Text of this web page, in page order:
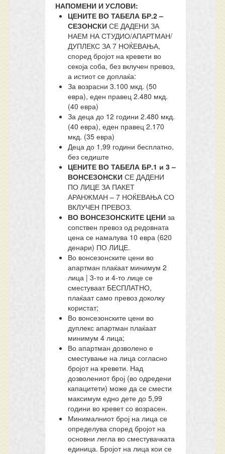
НАПОМЕНИ И УСЛОВИ:
ЦЕНИТЕ ВО ТАБЕЛА БР.2 –
СЕЗОНСКИ СЕ ДАДЕНИ ЗА
НАЕМ НА СТУДИО/АПАРТМАН/
ДУПЛЕКС ЗА 7 НОЌЕВАЊА,
според бројот на кревети во
секоја соба, без вклучен превоз,
а истиот се доплаќа:
За возрасни 3.100 мкд. (50
евра), еден правец 2.480 мкд.
(40 евра)
За деца до 12 години 2.480 мкд.
(40 евра), еден правец 2.170
мкд. (35 евра)
Деца до 1,99 години бесплатно,
без седиште
ЦЕНИТЕ ВО ТАБЕЛА БР.1 и 3 –
ВОНСЕЗОНСКИ СЕ ДАДЕНИ
ПО ЛИЦЕ ЗА ПАКЕТ
АРАНЖМАН – 7 НОЌЕВАЊА СО
ВКЛУЧЕН ПРЕВОЗ.
ВО ВОНСЕЗОНСКИТЕ ЦЕНИ за
сопствен превоз од редовната
цена се намалува 10 евра (620
денари) ПО ЛИЦЕ.
Во вонсезонските цени во
апартман плаќаат минимум 2
лица | 3-то и 4-то лице се
сместуваат БЕСПЛАТНО,
плаќаат само превоз доколку
користат;
Во вонсезонските цени во
дуплекс апартман плаќаат
минимум 4 лица;
Во апартман дозволено е
сместување на лица согласно
бројот на кревети. Над
дозволениот број (во одредени
капацитети) може да се смести
максимум едно дете до 5,99
години во кревет со возрасен.
Минималниот број на лица се
определува според бројот на
основни легла во сместувачката
единица. Бројот на лица кои се